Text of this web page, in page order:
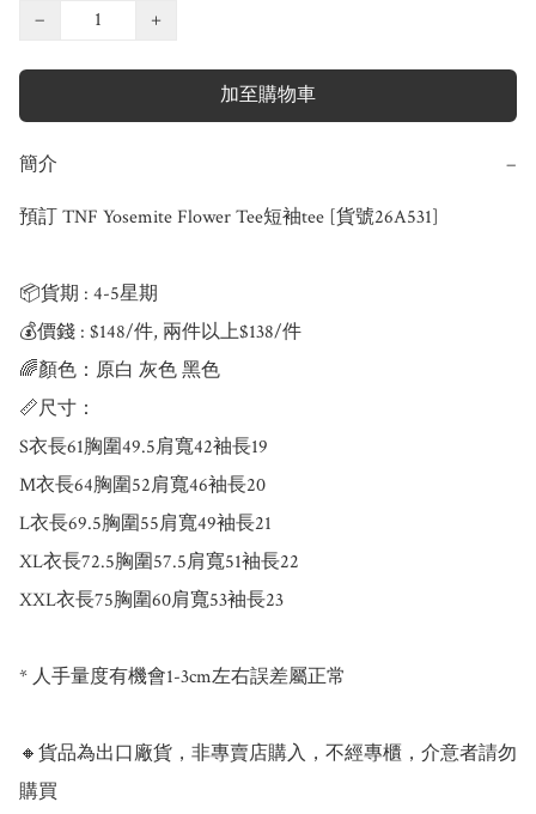
−
+
加至購物車
簡介 −
預訂 TNF Yosemite Flower Tee短袖tee [貨號26A531]
📦貨期 : 4-5星期
💰價錢 : $148/件, 兩件以上$138/件
🌈顏色：原白 灰色 黑色
📏尺寸：
S衣長61胸圍49.5肩寬42袖長19
M衣長64胸圍52肩寬46袖長20
L衣長69.5胸圍55肩寬49袖長21
XL衣長72.5胸圍57.5肩寬51袖長22
XXL衣長75胸圍60肩寬53袖長23
* 人手量度有機會1-3cm左右誤差屬正常
🔸貨品為出口廠貨，非專賣店購入，不經專櫃，介意者請勿
購買